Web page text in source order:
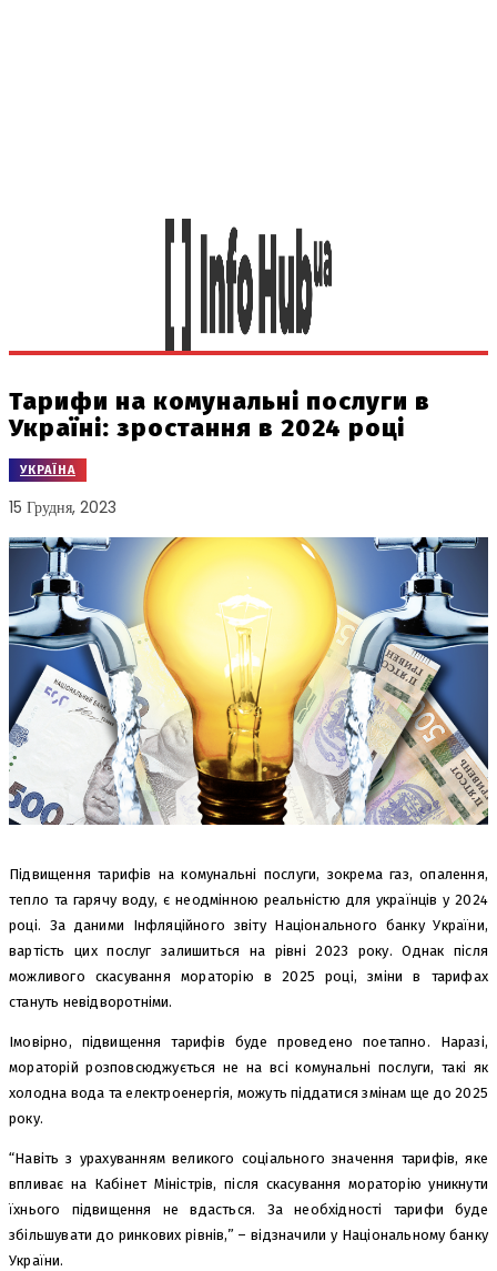
Тарифи на комунальні послуги в
Україні: зростання в 2024 році
УКРАЇНА
15 Грудня, 2023
Підвищення тарифів на комунальні послуги, зокрема газ, опалення,
тепло та гарячу воду, є неодмінною реальністю для українців у 2024
році. За даними Інфляційного звіту Національного банку України,
вартість цих послуг залишиться на рівні 2023 року. Однак після
можливого скасування мораторію в 2025 році, зміни в тарифах
стануть невідворотніми.
Імовірно, підвищення тарифів буде проведено поетапно. Наразі,
мораторій розповсюджується не на всі комунальні послуги, такі як
холодна вода та електроенергія, можуть піддатися змінам ще до 2025
року.
“Навіть з урахуванням великого соціального значення тарифів, яке
впливає на Кабінет Міністрів, після скасування мораторію уникнути
їхнього підвищення не вдасться. За необхідності тарифи буде
збільшувати до ринкових рівнів,” – відзначили у Національному банку
України.